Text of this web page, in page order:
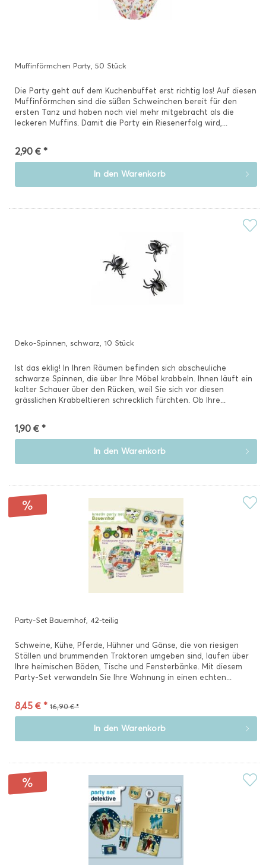
Muffinförmchen Party, 50 Stück
Die Party geht auf dem Kuchenbuffet erst richtig los! Auf diesen
Muffinförmchen sind die süßen Schweinchen bereit für den
ersten Tanz und haben noch viel mehr mitgebracht als die
leckeren Muffins. Damit die Party ein Riesenerfolg wird,...
2,90 € *
In den Warenkorb
Deko-Spinnen, schwarz, 10 Stück
Ist das eklig! In Ihren Räumen befinden sich abscheuliche
schwarze Spinnen, die über Ihre Möbel krabbeln. Ihnen läuft ein
kalter Schauer über den Rücken, weil Sie sich vor diesen
grässlichen Krabbeltieren schrecklich fürchten. Ob Ihre...
1,90 € *
In den Warenkorb
Party-Set Bauernhof, 42-teilig
Schweine, Kühe, Pferde, Hühner und Gänse, die von riesigen
Ställen und brummenden Traktoren umgeben sind, laufen über
Ihre heimischen Böden, Tische und Fensterbänke. Mit diesem
Party-Set verwandeln Sie Ihre Wohnung in einen echten...
8,45 € * 16,90 € *
In den Warenkorb